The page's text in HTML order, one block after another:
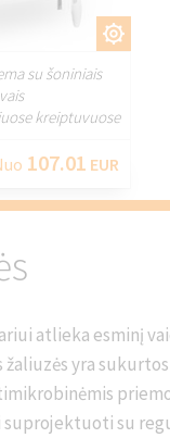
su šoniniais
kreiptuvuose
107.01 EUR
atlieka esminį
yra
suprojektuoti su